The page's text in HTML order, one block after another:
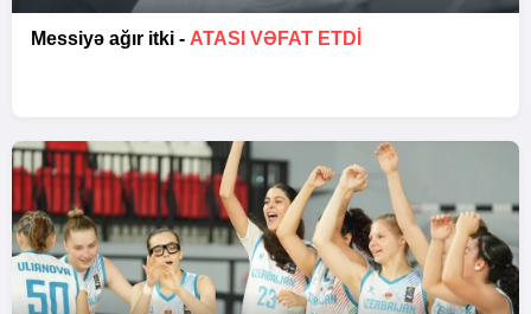
Messiyə ağır itki - ATASI VƏFAT ETDI